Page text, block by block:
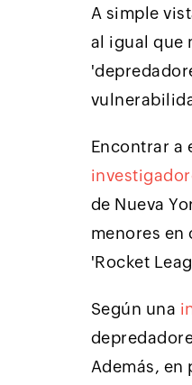
A simple
al igual que
Encontrar a
de Nueva
menores en
'Rocket
Según una
Además, en